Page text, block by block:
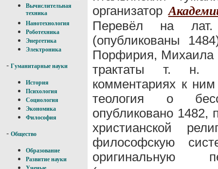
Вычислительная
техника
Нанотехнология
Роботехника
Энергетика
Электроника
- Гуманитарные науки
История
Психология
Социология
Экономика
Философия
- Общество
Образование
Развитие науки
организатор
Перевёл на лат.
(опубликованы
Порфирия, Михаила
трактаты т. н.
комментариях к
теология о
опубликовано 1482,
христианской
философскую
оригинальную